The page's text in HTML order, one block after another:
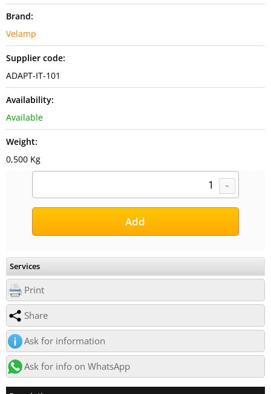
Brand:
Velamp
Supplier code:
ADAPT-IT-101
Availability:
Available
Weight:
0,500 Kg
Services
Print
Share
Ask for information
Ask for info on WhatsApp